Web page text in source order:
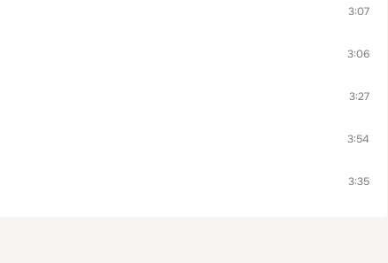
3:07
3:06
3:27
3:54
3:35